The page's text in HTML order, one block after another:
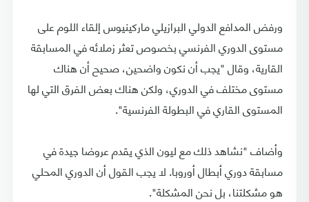
ورفض المدافع الدولي البرازيلي ماركينيوس إلقاء اللوم على
مستوى الدوري الفرنسي بخصوص تعثر زملائه في المسابقة
القارية، وقال "يجب أن نكون واضحين، صحيح أن هناك
مستوى مختلف في الدوري، ولكن هناك بعض الفرق التي لها
المستوى القاري في البطولة الفرنسية".
وأضاف "نشاهد ذلك مع ليون الذي يقدم عروضا جيدة في
مسابقة دوري أبطال أوروبا. لا يجب القول أن الدوري المحلي
هو مشكلتنا، بل نحن المشكلة".